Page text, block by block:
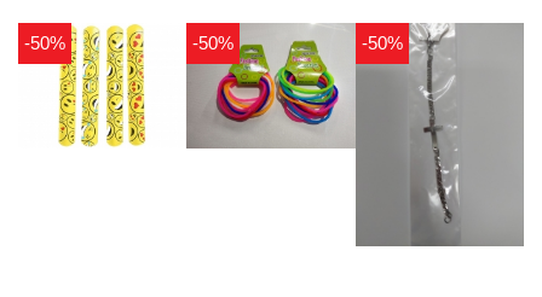
-50% -50% -50%